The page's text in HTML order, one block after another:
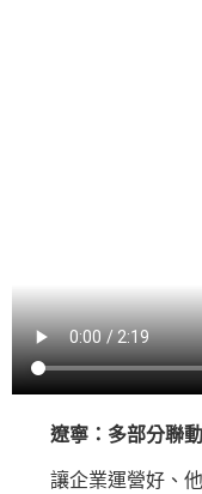
遼寧：多部分聯
讓企業運營好、